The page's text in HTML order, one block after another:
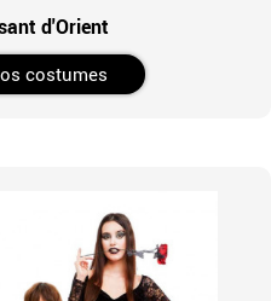
d'Orient
costumes